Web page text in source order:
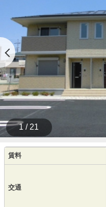
1 / 21
賃料
交通